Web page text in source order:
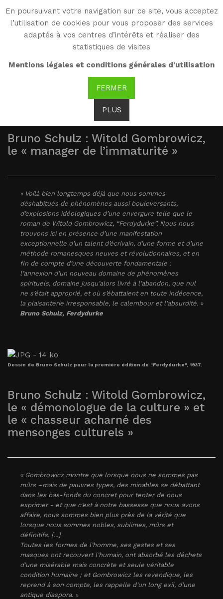
En poursuivant votre navigation sur ce site, vous acceptez
l’utilisation de cookies pour vous proposer des services
adaptés à vos centres d’intérêts et réaliser des
statistiques de visites
Mentions légales et conditions générales d'utilisation
FERMER
PLUS
WG
Witold Gombrowicz
Vu par...
Bruno Schulz : Witold Gombrowicz,
le « manager de l’immaturité »
« Voilà bien longtemps déjà que nous sommes
déshabitués de phénomènes aussi bouleversants,
d’explosions idéologiques d’une envergure telle que le
roman de Witold Gombrowicz, “Ferdydurke”. Nous nous
trouvons ici en présence d’une manifestation
exceptionnelle d’un talent d’écrivain, d’une forme et d’une
méthode romanesques neuves et révolutionnaires, et en
fin de compte d’une découverte fondamentale :
l’annexion d’un nouveau domaine de phénomènes
spirituels, domaine jusqu’alors livré à l’abandon, que nul
ne s’était approprié, et où s’ébattaient en toute indécence,
la plaisanterie irresponsable, le calembour et l’absurdité. »
Bruno Schulz, Ferdydurke
Dessin de Bruno Schulz pour la première édition de "Ferdydurke", 1937.
Bruno Schulz : Witold Gombrowicz,
le « démonologue de la culture » et
le « chasseur acharné des
mensonges culturels »
« Gombrowicz montre que lorsque nous ne sommes pas
mûrs –mais de pauvres types, des minables se débattant
dans les bas-fonds du concret pour tenter de nous
exprimer - et que c’est à notre bassesse que nous avons
affaire, nous sommes bien plus près de la vérité que
lorsque nous sommes nobles, sublimes, mûrs et
définitifs. [...]
Toutes les formes de l’homme, ses gestes et ses
masques ont recouvert l’humain, ont absorbé les déchets
d’une misérable mais concrète et seule véritable
condition humaine ; et Gombrowicz les revendique, les
reprend à son compte, les rappelle d’un long exil, d’une
antique diaspora. »